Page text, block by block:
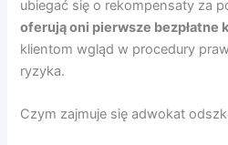
ubiegać się o rekompensaty za
oferują oni pierwsze bezpłatne
klientom wgląd w procedury
ryzyka.
Czym zajmuje się adwokat